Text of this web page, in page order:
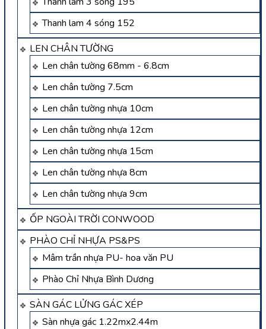
Thanh lam 4 sóng 152
LEN CHÂN TƯỜNG
Len chân tường 68mm - 6.8cm
Len chân tường 7.5cm
Len chân tường nhựa 10cm
Len chân tường nhựa 12cm
Len chân tường nhựa 15cm
Len chân tường nhựa 8cm
Len chân tường nhựa 9cm
ỐP NGOÀI TRỜI CONWOOD
PHÀO CHỈ NHỰA PS&PS
Mâm trần nhựa PU- hoa văn PU
Phào Chỉ Nhựa Bình Dương
SÀN GÁC LỬNG GÁC XÉP
Sàn nhựa gác 1.22mx2.44m